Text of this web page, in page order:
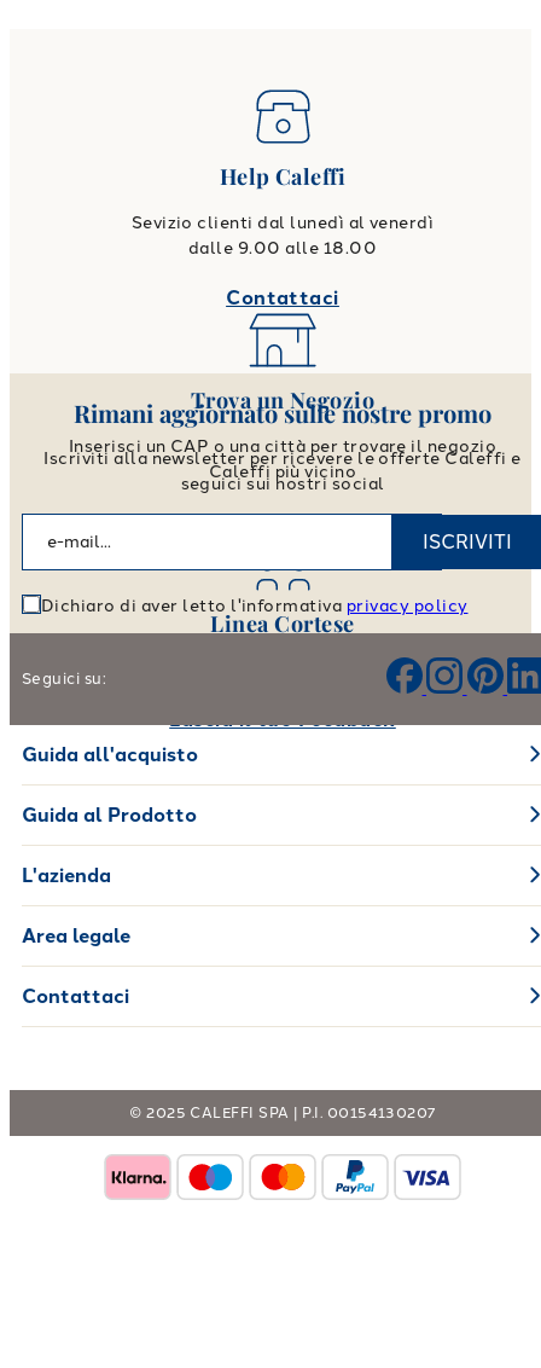
Help Caleffi
Sevizio clienti dal lunedì al venerdì
dalle 9.00 alle 18.00
Contattaci
Trova un Negozio
Inserisci un CAP o una città per trovare il negozio
Caleffi più vicino
Vai allo store locator
Linea Cortese
Aiutaci a migliorare i nostri prodotti e il nostro servizio
Rimani aggiornato sulle nostre promo
Iscriviti alla newsletter per ricevere le offerte Caleffi e
seguici sui nostri social
ISCRIVITI
Dichiaro di aver letto l'informativa privacy policy
Seguici su:
Guida all'acquisto
Guida al Prodotto
L'azienda
Area legale
Contattaci
© 2025 CALEFFI SPA | P.I. 00154130207